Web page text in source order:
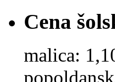
Cena
malica: